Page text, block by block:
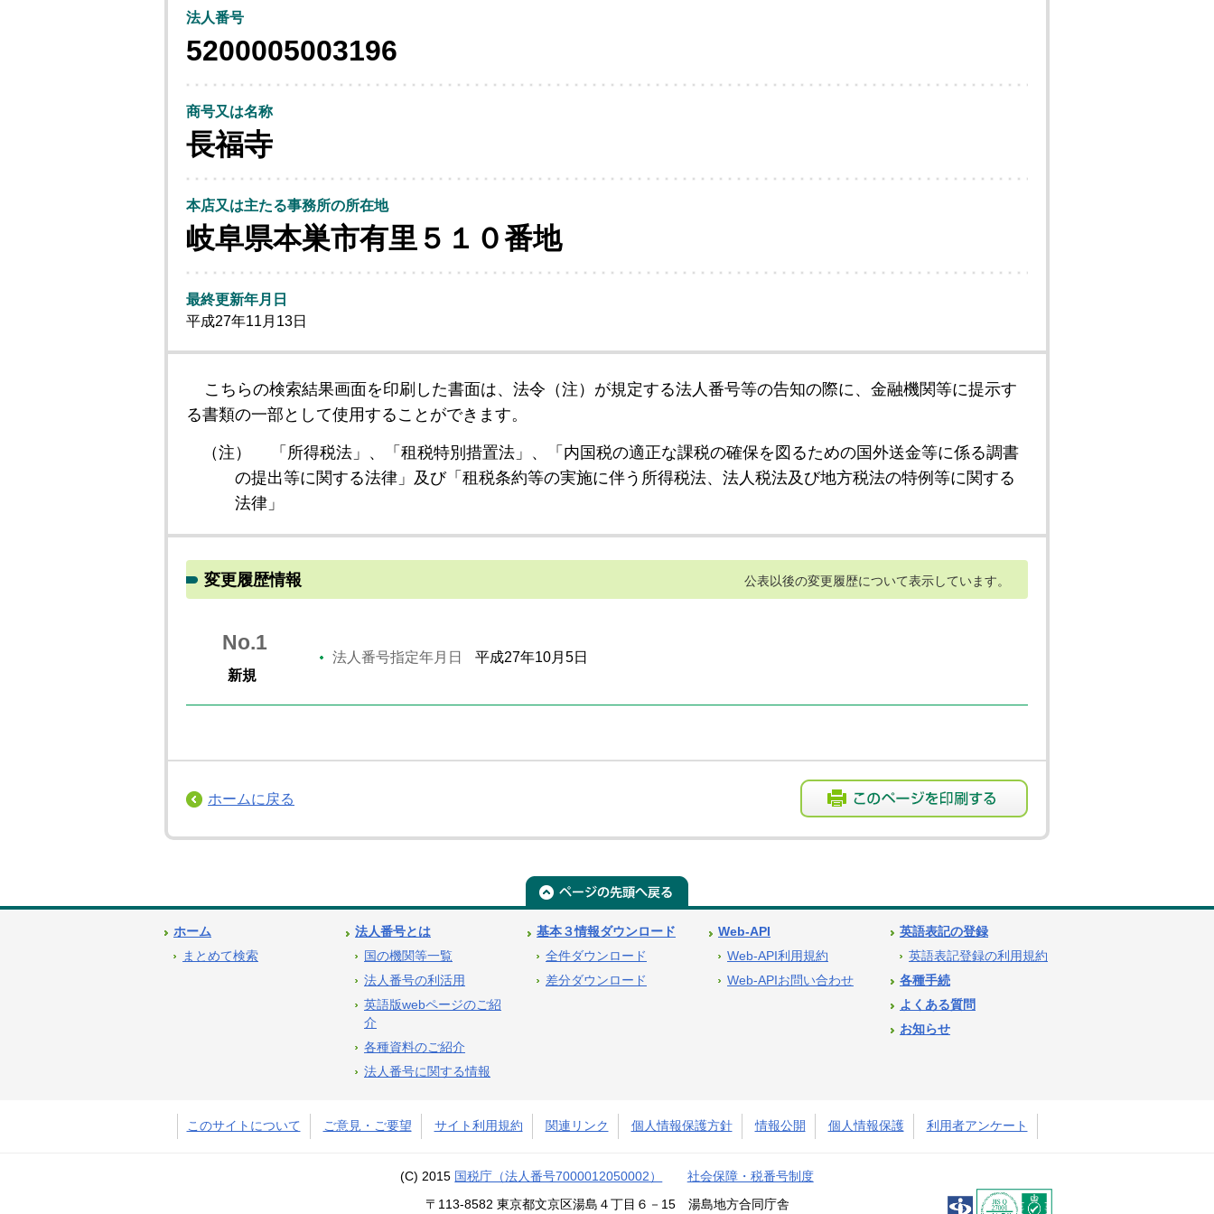
法人番号
5200005003196
商号又は名称
長福寺
本店又は主たる事務所の所在地
岐阜県本巣市有里５１０番地
最終更新年月日
平成27年11月13日
こちらの検索結果画面を印刷した書面は、法令（注）が規定する法人番号等の告知の際に、金融機関等に提示す
る書類の一部として使用することができます。
（注）
「所得税法」、「租税特別措置法」、「内国税の適正な課税の確保を図るための国外送金等に係る調書
の提出等に関する法律」及び「租税条約等の実施に伴う所得税法、法人税法及び地方税法の特例等に関する
法律」
変更履歴情報 公表以後の変更履歴について表示しています。
No.1
新規
法人番号指定年月日 平成27年10月5日
ホームに戻る
ホーム
まとめて検索
法人番号とは
国の機関等一覧
法人番号の利活用
英語版webページのご紹
介
各種資料のご紹介
法人番号に関する情報
基本３情報ダウンロード
全件ダウンロード
差分ダウンロード
Web-API
Web-API利用規約
Web-APIお問い合わせ
英語表記の登録
英語表記登録の利用規約
各種手続
よくある質問
お知らせ
このサイトについて ご意見・ご要望 サイト利用規約 関連リンク 個人情報保護方針 情報公開 個人情報保護 利用者アンケート
(C) 2015 国税庁（法人番号7000012050002） 社会保障・税番号制度
〒113-8582 東京都文京区湯島４丁目６－15 湯島地方合同庁舎